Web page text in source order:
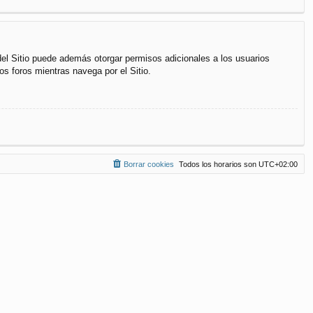
Sitio puede además otorgar permisos adicionales a los usuarios
foros mientras navega por el Sitio.
Todos los horarios son UTC+02:00
Borrar cookies